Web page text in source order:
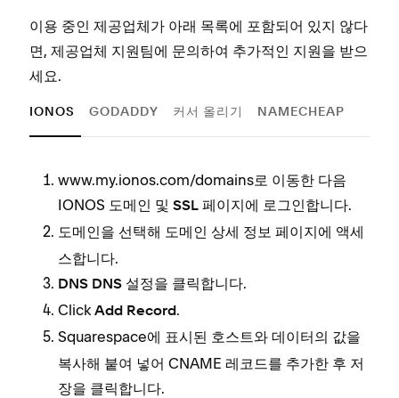
이용 중인 제공업체가 아래 목록에 포함되어 있지 않다
면, 제공업체 지원팀에 문의하여 추가적인 지원을 받으
세요.
IONOS GODADDY 커서 올리기 NAMECHEAP
www.my.ionos.com/domains로 이동한 다음
IONOS 도메인 및 SSL 페이지에 로그인합니다.
도메인을 선택해 도메인 상세 정보 페이지에 액세
스합니다.
DNS DNS 설정을 클릭합니다.
Click Add Record.
Squarespace에 표시된 호스트와 데이터 의 값을
복사해 붙여 넣어 CNAME 레코드를 추가한 후 저
장을 클릭합니다.